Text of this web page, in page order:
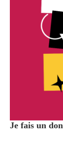
Je fais un don